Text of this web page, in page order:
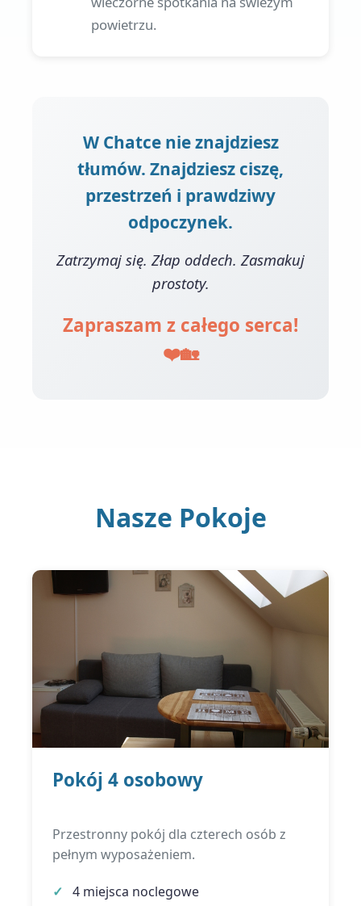
powietrzu.
W Chatce nie znajdziesz
tłumów. Znajdziesz ciszę,
przestrzeń i prawdziwy
odpoczynek.
Zatrzymaj się. Złap oddech. Zasmakuj
prostoty.
Zapraszam z całego serca!
❤️🏡
Nasze Pokoje
Pokój 4 osobowy
Przestronny pokój dla czterech osób z
pełnym wyposażeniem.
4 miejsca noclegowe